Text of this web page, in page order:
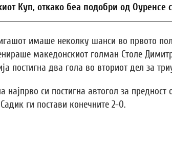
Куп, откако беа подобри од Оуренсе
имаше неколку шанси во првото
македонскиот голман Столе
постигна два гола во вториот дел за
најпрво си постигна автогол за предност
ги постави конечните 2-0.